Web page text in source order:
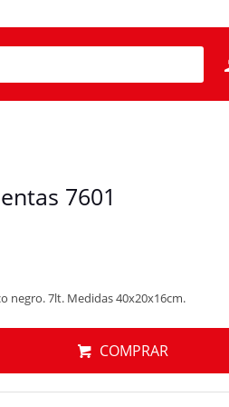
7601
negro. 7lt. Medidas 40x20x16cm.
COMPRAR